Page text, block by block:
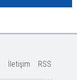
İletişim RSS